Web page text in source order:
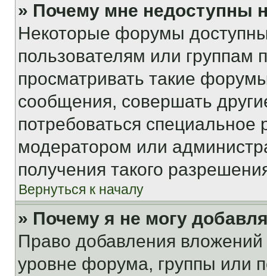
» Почему мне недоступны
Некоторые форумы
пользователям или группам
просматривать такие
сообщения, совершать
потребоваться
модератором или
получения такого
Вернуться к началу
» Почему я не могу
Право добавления
уровне форума, группы или